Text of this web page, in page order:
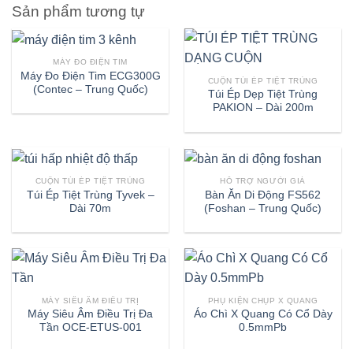
Sản phẩm tương tự
MÁY ĐO ĐIỆN TIM
Máy Đo Điện Tim ECG300G
(Contec – Trung Quốc)
CUỘN TÚI ÉP TIỆT TRÙNG
Túi Ép Dẹp Tiệt Trùng
PAKION – Dài 200m
CUỘN TÚI ÉP TIỆT TRÙNG
Túi Ép Tiệt Trùng Tyvek –
Dài 70m
HỖ TRỢ NGƯỜI GIÀ
Bàn Ăn Di Động FS562
(Foshan – Trung Quốc)
MÁY SIÊU ÂM ĐIỀU TRỊ
Máy Siêu Âm Điều Trị Đa
Tần OCE-ETUS-001
PHỤ KIỆN CHỤP X QUANG
Áo Chì X Quang Có Cổ Dày
0.5mmPb